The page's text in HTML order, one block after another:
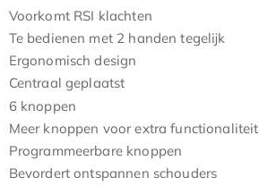
Voorkomt RSI klachten
Te bedienen met 2 handen tegelijk
Ergonomisch design
Centraal geplaatst
6 knoppen
Meer knoppen voor extra functionaliteit
Programmeerbare knoppen
Bevordert ontspannen schouders